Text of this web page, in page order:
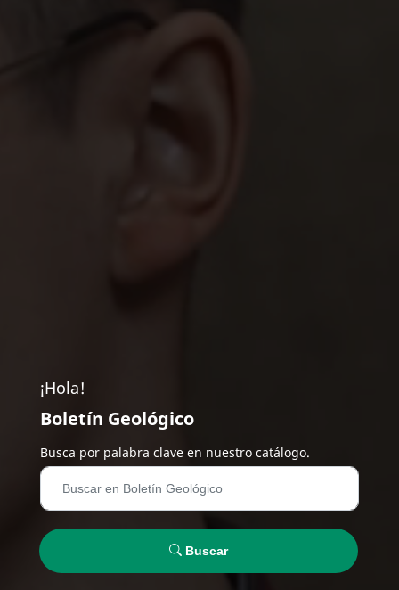
¡Hola!
Boletín Geológico
Busca por palabra clave en nuestro catálogo.
Buscar